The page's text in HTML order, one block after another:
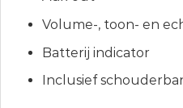
Volume-, toon- en
Batterij indicator
Inclusief